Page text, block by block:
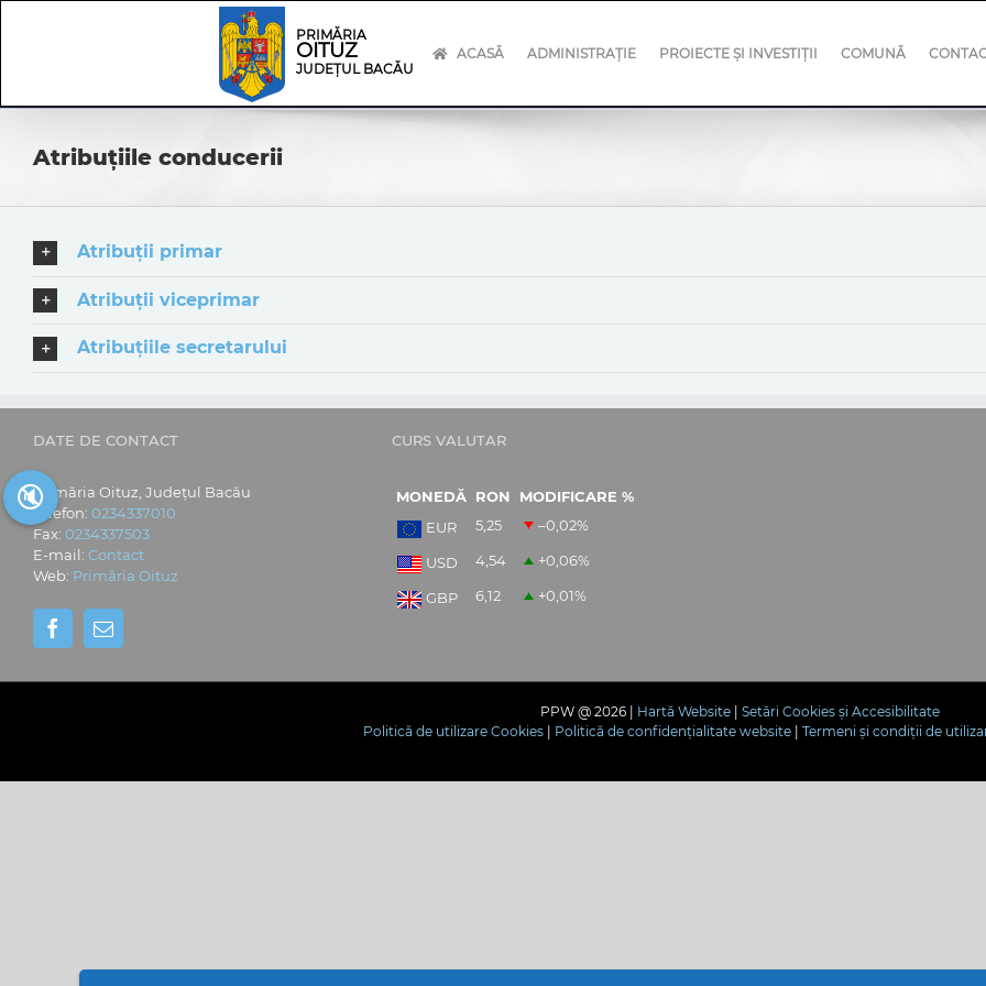
PRIMĂRIA
OITUZ
JUDEȚUL BACĂU
ACASĂ ADMINISTRAȚIE PROIECTE ȘI INVESTIȚII COMUNĂ
Atribuţiile conducerii
Atribuții primar
Atribuții viceprimar
Atribuțiile secretarului
DATE DE CONTACT
Primăria Oituz, Județul Bacău
Telefon: 0234337010
Fax: 0234337503
E-mail: Contact
Web: Primăria Oituz
CURS VALUTAR
MONEDĂ RON
MODIFICARE %
EUR
5,25 –0,02%
USD 4,54 +0,06%
GBP 6,12 +0,01%
PPW @ 2026 | Hartă Website| Setări Cookies și Accesibilitate
Politică de utilizare Cookies
Politică de confidențialitate website Termeni și condiții de
🔇